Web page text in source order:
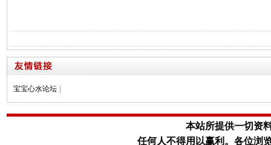
宝宝心水论坛
本站所提供一切资
任何人不得用以赢利。 各位浏